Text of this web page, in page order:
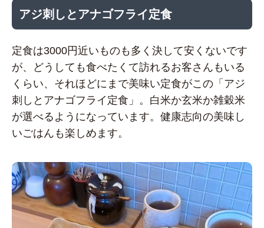
アジ刺しとアナゴフライ定食
定食は3000円近いものも多く決して安くないです
が、どうしても食べたくて訪れるお客さんもいる
くらい、それほどにまで美味い定食がこの「アジ
刺しとアナゴフライ定食」。白米か玄米か雑穀米
が選べるようになっています。健康志向の美味し
いごはんも楽しめます。